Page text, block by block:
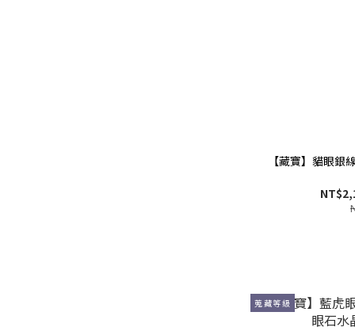
【藏寶】貓眼銀
蒐藏等級